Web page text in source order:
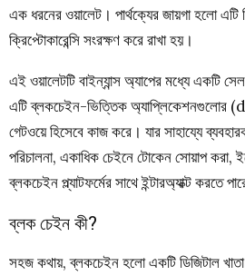
এক ধরনের ওয়ালেট। পার্থক্যের জায়গা হলো এটি
ক্রিপ্টোকারেন্সি সংরক্ষণ করে রাখা হয়।
এই ওয়ালেটটি বাইন্যান্স অ্যাপের মধ্যে একটি
এটি ব্লকচেইন-ভিত্তিক অ্যাপ্লিকেশনগুলোর
গেটওয়ে হিসেবে কাজ করে। যার সাহায্যে
পরিচালনা, একাধিক চেইনে টোকেন সোয়াপ করা,
ব্লকচেইন প্ল্যাটফর্মের সাথে ইন্টারঅ্যাক্ট করতে
ব্লক চেইন কী?
সহজ কথায়, ব্লকচেইন হলো একটি ডিজিটাল খাতা